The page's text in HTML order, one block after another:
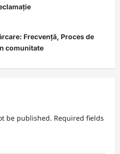
Frecvență, Proces de
comunitate
be published. Required fields